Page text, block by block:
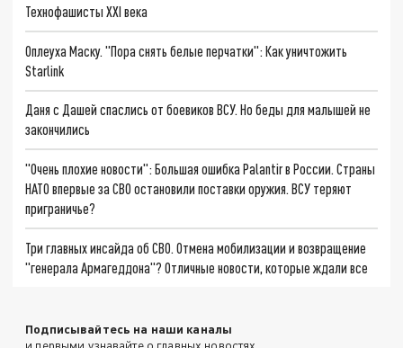
Технофашисты XXI века
Оплеуха Маску. "Пора снять белые перчатки": Как уничтожить
Starlink
Даня с Дашей спаслись от боевиков ВСУ. Но беды для малышей не
закончились
"Очень плохие новости": Большая ошибка Palantir в России. Страны
НАТО впервые за СВО остановили поставки оружия. ВСУ теряют
приграничье?
Три главных инсайда об СВО. Отмена мобилизации и возвращение
"генерала Армагеддона"? Отличные новости, которые ждали все
Подписывайтесь на наши каналы
и первыми узнавайте о главных новостях